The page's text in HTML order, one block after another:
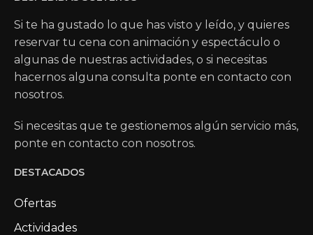
Si te ha gustado lo que has visto y leído, y quieres
reservar tu cena con animación y espectáculo o
algunas de nuestras actividades, o si necesitas
hacernos alguna consulta ponte en contacto con
nosotros.
Si necesitas que te gestionemos algún servicio más,
ponte en contacto con nosotros.
DESTACADOS
Ofertas
Actividades